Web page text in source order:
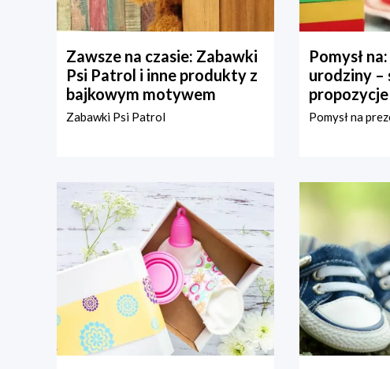
Zawsze na czasie: Zabawki
Psi Patrol i inne produkty z
bajkowym motywem
Zabawki Psi Patrol
Pomysł
urodziny –
Pomysł na